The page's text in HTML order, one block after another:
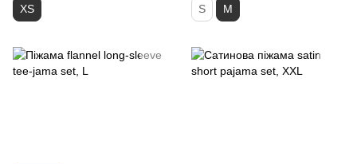
XS S M